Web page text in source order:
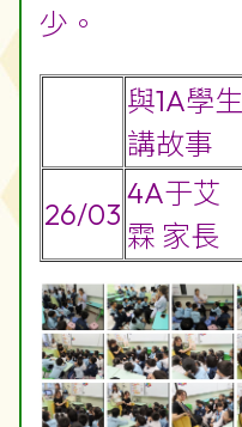
少。
與1A學生
講故事
26/03
4A于艾
霖 家長